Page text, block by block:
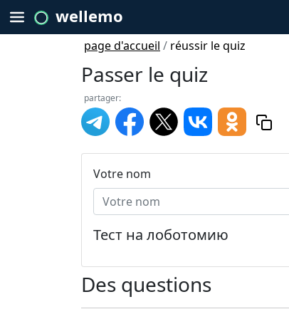
wellemo
page d'accueil / réussir le quiz
Passer le quiz
partager:
Votre nom
Тест на лоботомию
Des questions